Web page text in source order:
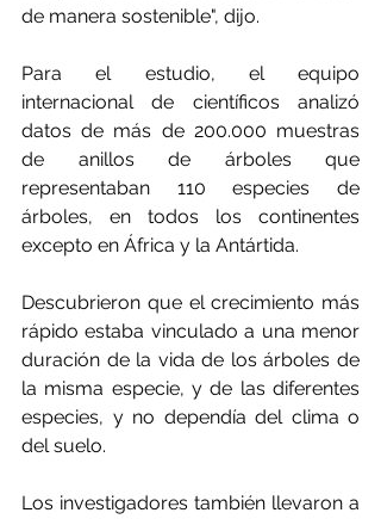
de manera sostenible", dijo.
Para el estudio, el equipo
internacional de científicos analizó
datos de más de 200.000 muestras
de anillos de árboles que
representaban 110 especies de
árboles, en todos los continentes
excepto en África y la Antártida.
Descubrieron que el crecimiento más
rápido estaba vinculado a una menor
duración de la vida de los árboles de
la misma especie, y de las diferentes
especies, y no dependía del clima o
del suelo.
Los investigadores también llevaron a